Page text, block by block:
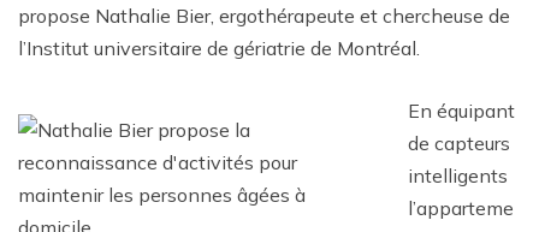
propose Nathalie Bier, ergothérapeute et chercheuse de
l’Institut universitaire de gériatrie de Montréal.
En équipant
de capteurs
intelligents
l’apparteme